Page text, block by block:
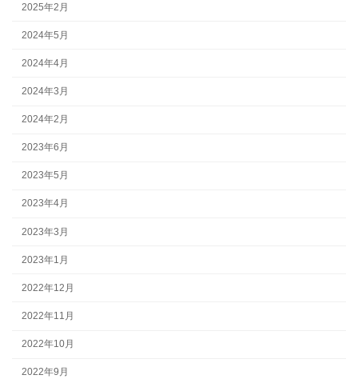
2025年2月
2024年5月
2024年4月
2024年3月
2024年2月
2023年6月
2023年5月
2023年4月
2023年3月
2023年1月
2022年12月
2022年11月
2022年10月
2022年9月